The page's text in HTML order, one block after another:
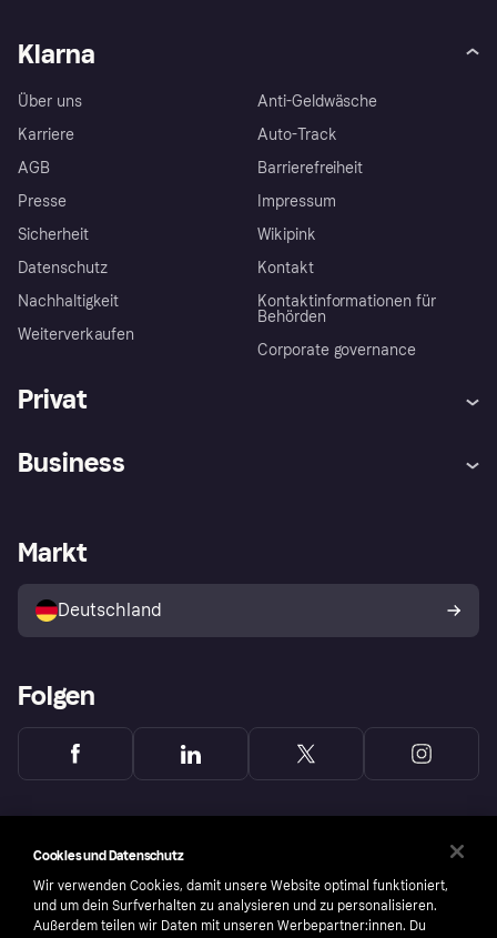
Klarna
Über uns
Karriere
AGB
Presse
Sicherheit
Datenschutz
Nachhaltigkeit
Weiterverkaufen
Anti-Geldwäsche
Auto-Track
Barrierefreiheit
Impressum
Wikipink
Kontakt
Kontaktinformationen für
Behörden
Corporate governance
Privat
Klarna App
Shops entdecken
Käuferschutzrichtlinie
Dein Widerrufsrecht
Business
Händlerportal
Markt
Deutschland
Folgen
Cookies und Datenschutz
Wir verwenden Cookies, damit unsere Website optimal funktioniert,
und um dein Surfverhalten zu analysieren und zu personalisieren.
Außerdem teilen wir Daten mit unseren Werbepartner:innen. Du